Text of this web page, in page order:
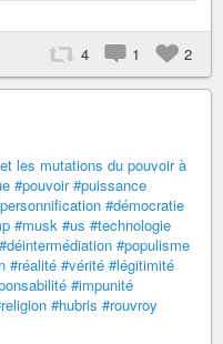
4 1 2
les mutations du pouvoir à
#pouvoir #puissance
#démocratie
#musk #us #technologie
#déintermédiation #populisme
#réalité #vérité #légitimité
#impunité
#hubris #rouvroy